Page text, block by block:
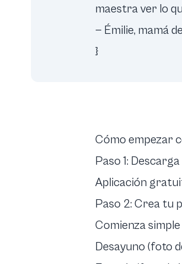
maestra ver lo
— Émilie, mamá
}
Cómo empezar
Paso 1:
Aplicación
Paso 2: Crea tu
Comienza
Desayuno (foto